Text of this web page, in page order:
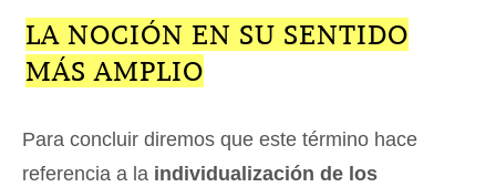
LA NOCIÓN EN SU SENTIDO
MÁS AMPLIO
Para concluir diremos que este término hace
referencia a la individualización de los